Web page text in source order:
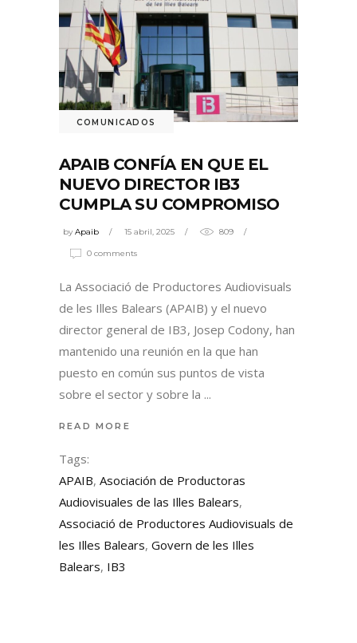
COMUNICADOS
APAIB CONFÍA EN QUE EL
NUEVO DIRECTOR IB3
CUMPLA SU COMPROMISO
byApaib 15 abril, 2025 809
0 comments
La Associació de Productores Audiovisuals
de les Illes Balears (APAIB) y el nuevo
director general de IB3, Josep Codony, han
mantenido una reunión en la que han
puesto en común sus puntos de vista
sobre el sector y sobre la
READ MORE
Tags:
APAIB, Asociación de Productoras
Audiovisuales de las Illes Balears,
Associació de Productores Audiovisuals de
les Illes Balears, Govern de les Illes
Balears, IB3